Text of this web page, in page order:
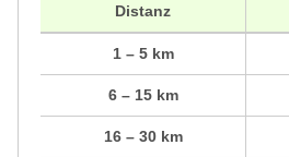
Distanz
1 – 5 km
6 – 15 km
16 – 30 km